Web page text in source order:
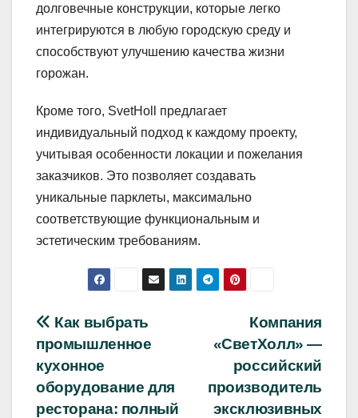
долговечные конструкции, которые легко
интегрируются в любую городскую среду и
способствуют улучшению качества жизни
горожан.
Кроме того, SvetHoll предлагает
индивидуальный подход к каждому проекту,
учитывая особенности локации и пожелания
заказчиков. Это позволяет создавать
уникальные парклеты, максимально
соответствующие функциональным и
эстетическим требованиям.
Навигация
по
записям
Компания
«СветХолл» —
российский
производитель
эксклюзивных
Как выбрать
промышленное
кухонное
оборудование для
ресторана: полный